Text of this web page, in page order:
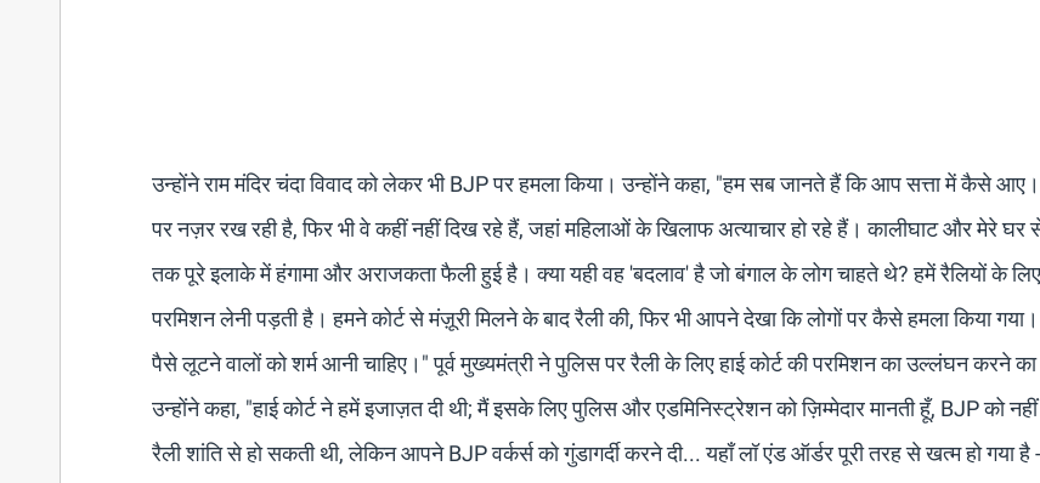
उन्होंने राम मंदिर चंदा विवाद को लेकर भी BJP पर हमला किया। उन्होंने कहा, "हम सब जानते हैं कि आप सत्ता में कैसे
पर नज़र रख रही है, फिर भी वे कहीं नहीं दिख रहे हैं, जहां महिलाओं के खिलाफ अत्याचार हो रहे हैं। कालीघाट और मेरे
तक पूरे इलाके में हंगामा और अराजकता फैली हुई है। क्या यही वह 'बदलाव' है जो बंगाल के लोग चाहते थे? हमें रैलियों के
परमिशन लेनी पड़ती है। हमने कोर्ट से मंज़ूरी मिलने के बाद रैली की, फिर भी आपने देखा कि लोगों पर कैसे हमला किया
पैसे लूटने वालों को शर्म आनी चाहिए।" पूर्व मुख्यमंत्री ने पुलिस पर रैली के लिए हाई कोर्ट की परमिशन का उल्लंघन करने
उन्होंने कहा, "हाई कोर्ट ने हमें इजाज़त दी थी; मैं इसके लिए पुलिस और एडमिनिस्ट्रेशन को ज़िम्मेदार मानती हूँ, BJP को
रैली शांति से हो सकती थी, लेकिन आपने BJP वर्कर्स को गुंडागर्दी करने दी... यहाँ लॉ एंड ऑर्डर पूरी तरह से खत्म हो गया है